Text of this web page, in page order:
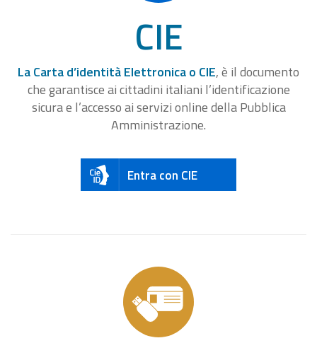
CIE
La Carta d’identità Elettronica o CIE, è il documento
che garantisce ai cittadini italiani l’identificazione
sicura e l’accesso ai servizi online della Pubblica
Amministrazione.
Entra con CIE